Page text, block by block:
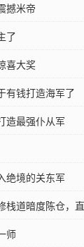
撼米帝
了
喜大奖
有钱打造海军了
造最强仆从军
绝境的关东军
栈道暗度陈仓，
师